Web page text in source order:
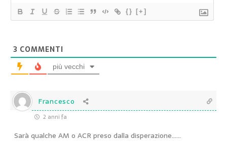
{} [+]
3 COMMENTI
più vecchi
Francesco
2 anni fa
Sarà qualche AM o ACR preso dalla disperazione……